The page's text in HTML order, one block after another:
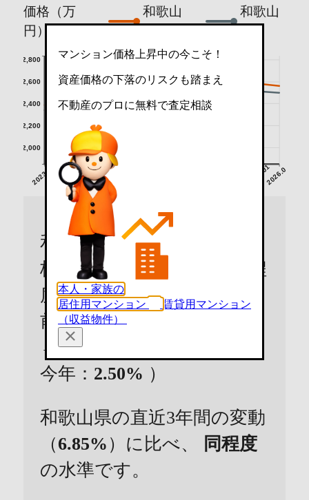
価格（万
円）
和歌山
和歌山
2023.04 2023.072023.102024.012024.04 2026.012026.04
2,000
2,200
2,400
2,600
2,800
和歌山市のマンションの価
格は直近の3年間で
程
度上昇しています。（3年
前→2年前：
→1年前：
今年： 2.50% ）
和歌山県の直近3年間の変動
（6.85% ）に比べ、
同程度
の水準です。
マンション価格上昇中の今こそ！
資産価格の下落のリスクも踏まえ
不動産のプロに無料で査定相談
本人・家族の
居住用マンション
賃貸用マンション
（収益物件）